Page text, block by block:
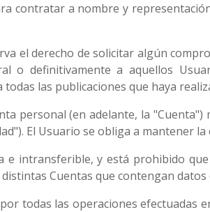
contratar a nombre y
el derecho de solicitar algún
o definitivamente a aquellos
las publicaciones que haya
personal (en adelante, la
El Usuario se obliga a mantener
e intransferible, y está prohibido
Cuentas que contengan
todas las operaciones efectuadas